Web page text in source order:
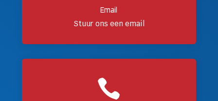
Email
Stuur ons een email
